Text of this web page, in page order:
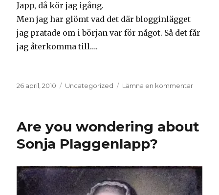
Japp, då kör jag igång.
Men jag har glömt vad det där blogginlägget
jag pratade om i början var för något. Så det får
jag återkomma till….
Postat
26 april, 2010 Kategorier
Uncategorized Lämna en kommentartill
igång
Are you wondering about
Sonja Plaggenlapp?